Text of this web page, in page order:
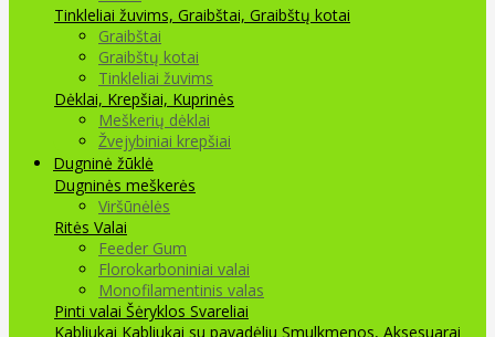
Tinkleliai žuvims, Graibštai, Graibštų kotai
Graibštai
Graibštų kotai
Tinkleliai žuvims
Dėklai, Krepšiai, Kuprinės
Meškerių dėklai
Žvejybiniai krepšiai
Dugninė žūklė
Dugninės meškerės
Viršūnėlės
Ritės Valai
Feeder Gum
Florokarboniniai valai
Monofilamentinis valas
Pinti valai Šėryklos Svareliai
Kabliukai Kabliukai su pavadėliu Smulkmenos, Aksesuarai